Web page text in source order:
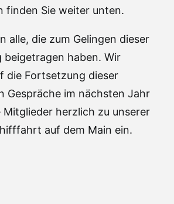
finden Sie weiter unten.
alle, die zum Gelingen dieser
beigetragen haben. Wir
die Fortsetzung dieser
Gespräche im nächsten Jahr
Mitglieder herzlich zu unserer
auf dem Main ein.